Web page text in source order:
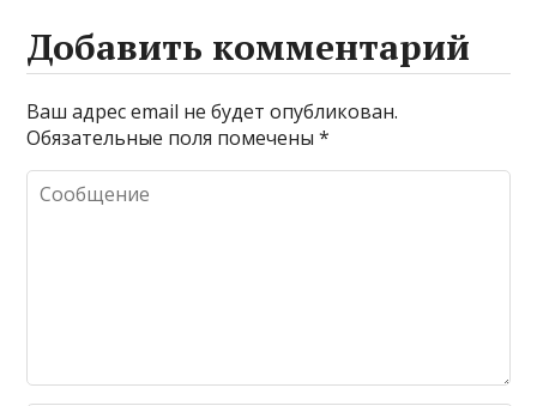
Добавить комментарий
Ваш адрес email не будет опубликован.
Обязательные поля помечены*